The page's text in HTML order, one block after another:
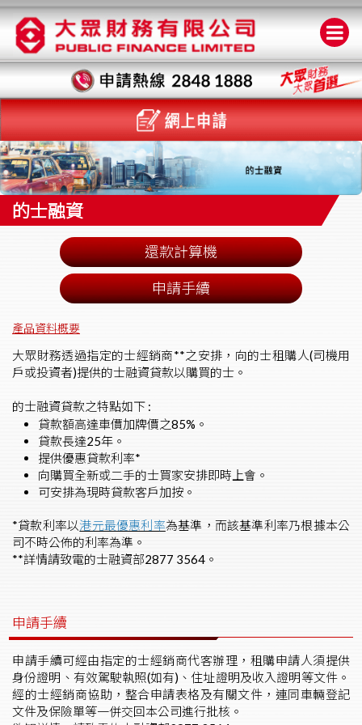
的士融資
還款計算機
申請手續
產品資料概要
大眾財務透過指定的士經銷商**之安排，向的士租購人(司機用
戶或投資者)提供的士融資貸款以購買的士。
的士融資貸款之特點如下 :
貸款額高達車價加牌價之85%。
貸款長達25年。
提供優惠貸款利率*
向購買全新或二手的士買家安排即時上會。
可安排為現時貸款客戶加按。
*貸款利率以港元最優惠利率為基準，而該基準利率乃根據本公
司不時公佈的利率為準。
**詳情請致電的士融資部2877 3564。
申請手續
申請手續可經由指定的士經銷商代客辦理，租購申請人須提供
身份證明、有效駕駛執照(如有)、住址證明及收入證明等文件。
經的士經銷商協助，整合申請表格及有關文件，連同車輛登記
文件及保險單等一併交回本公司進行批核。